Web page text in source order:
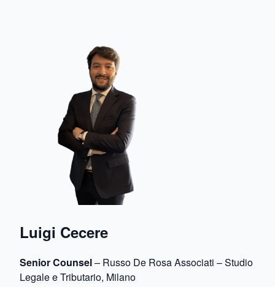
Luigi Cecere
Senior Counsel– Russo De Rosa Associati – Studio
Legale e Tributario, Milano